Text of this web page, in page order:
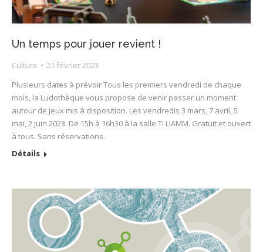
Un temps pour jouer revient !
Culture
21 février 2023
Plusieurs dates à prévoir Tous les premiers vendredi de chaque
mois, la Ludothèque vous propose de venir passer un moment
autour de jeux mis à disposition. Les vendredis 3 mars, 7 avril, 5
mai, 2 juin 2023. De 15h à 16h30 à la salle TI LIAMM. Gratuit et ouvert
à tous. Sans réservations.
Détails